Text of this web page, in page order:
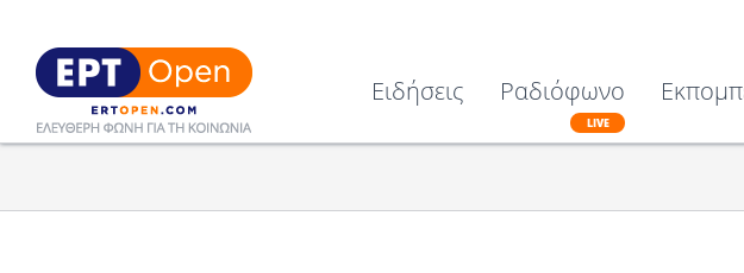
Ειδήσεις Ραδιόφωνο
LIVE